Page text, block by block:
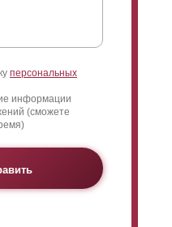
персональных
информации
(сможете